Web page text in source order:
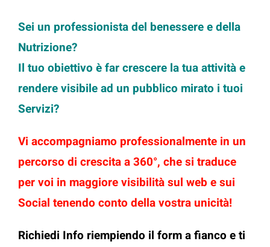
Sei un professionista del benessere e della
Nutrizione?
Il tuo obiettivo è far crescere la tua attività e
rendere visibile ad un pubblico mirato i tuoi
Servizi?
Vi accompagniamo professionalmente in un
percorso di crescita a 360°, che si traduce
per voi in maggiore visibilità sul web e sui
Social tenendo conto della vostra unicità!
Richiedi Info riempiendo il form a fianco e ti